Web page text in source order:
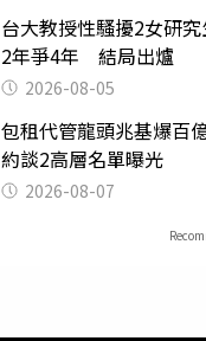
台大教授性騷擾2女研
2年爭4年 結局出爐
2026-08-05
包租代管龍頭兆基爆百
約談2高層名單曝光
2026-08-07